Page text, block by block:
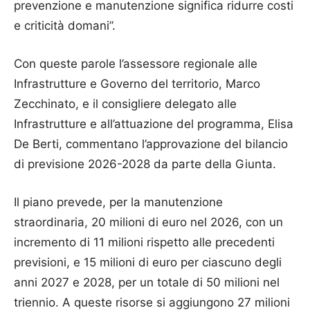
prevenzione e manutenzione significa ridurre costi
e criticità domani”.
Con queste parole l’assessore regionale alle
Infrastrutture e Governo del territorio, Marco
Zecchinato, e il consigliere delegato alle
Infrastrutture e all’attuazione del programma, Elisa
De Berti, commentano l’approvazione del bilancio
di previsione 2026-2028 da parte della Giunta.
Il piano prevede, per la manutenzione
straordinaria, 20 milioni di euro nel 2026, con un
incremento di 11 milioni rispetto alle precedenti
previsioni, e 15 milioni di euro per ciascuno degli
anni 2027 e 2028, per un totale di 50 milioni nel
triennio. A queste risorse si aggiungono 27 milioni